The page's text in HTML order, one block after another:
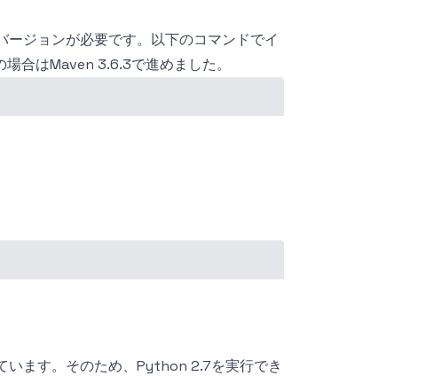
ジョンが必要です。以下のコマンドでイ
合はMaven 3.6.3で進めました。
ます。そのため、Python 2.7を実行でき